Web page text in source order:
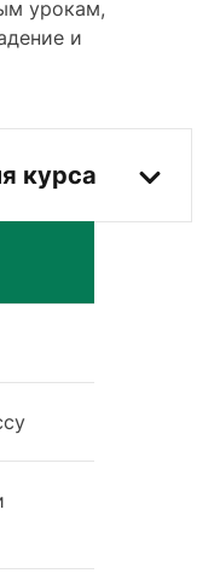
урокам,
и
курса